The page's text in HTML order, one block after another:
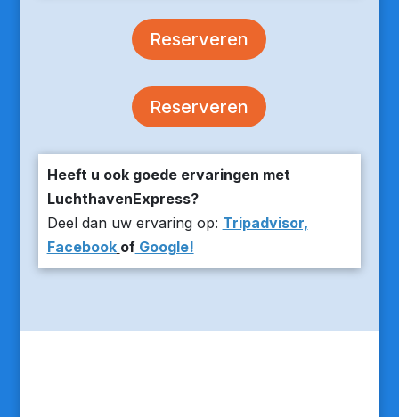
Reserveren
Reserveren
Heeft u ook goede ervaringen met
LuchthavenExpress?
Deel dan uw ervaring op: Tripadvisor,
Facebook ofGoogle!